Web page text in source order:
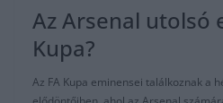
Az Arsenal utolsó
Kupa?
Az FA Kupa eminensei találkoznak a